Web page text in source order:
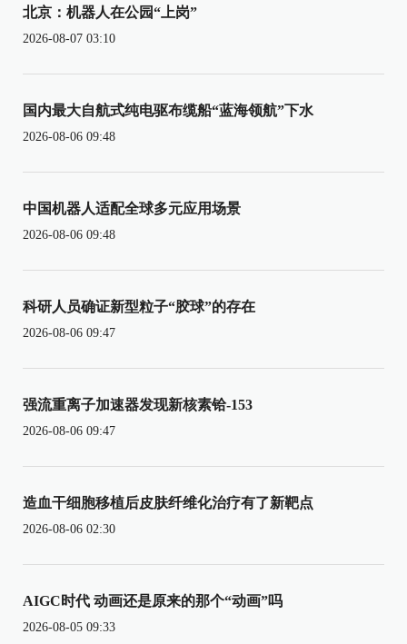
北京：机器人在公园“上岗”
2026-08-07 03:10
国内最大自航式纯电驱布缆船“蓝海领航”下水
2026-08-06 09:48
中国机器人适配全球多元应用场景
2026-08-06 09:48
科研人员确证新型粒子“胶球”的存在
2026-08-06 09:47
强流重离子加速器发现新核素铪-153
2026-08-06 09:47
造血干细胞移植后皮肤纤维化治疗有了新靶点
2026-08-06 02:30
AIGC时代 动画还是原来的那个“动画”吗
2026-08-05 09:33